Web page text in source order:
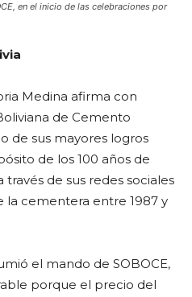
en el inicio de las celebraciones por
Medina afirma con
de Cemento
de sus mayores logros
de los 100 años de
de sus redes sociales
la cementera entre 1987 y
el mando de SOBOCE,
porque el precio del